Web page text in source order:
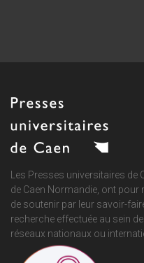
Les Presses universitaires
de Caen Normandie , ont
de soutenir par leur savoir-
recherche effectuée au sein
réseaux nationaux ou